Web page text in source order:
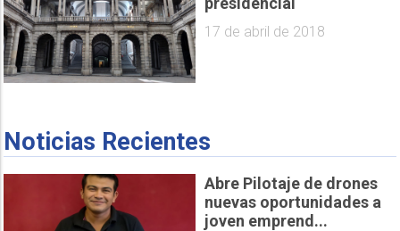
17 de abril de 2018
Noticias Recientes
Abre Pilotaje de drones
nuevas oportunidades a
joven emprend...